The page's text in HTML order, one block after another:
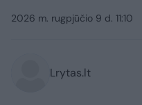
2026 m. rugpjūčio 9 d. 11:10
Lrytas.lt